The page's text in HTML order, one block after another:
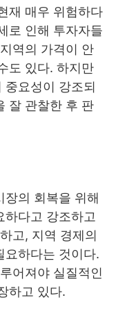
재 매우 위험하다
로 인해 투자자들
역의 가격이 안
도 있다. 하지만
요성이 강조되
잘 관찰한 후 판
장의 회복을 위해
하다고 강조하고
고, 지역 경제의
요하다는 것이다.
어져야 실질적인
하고 있다.